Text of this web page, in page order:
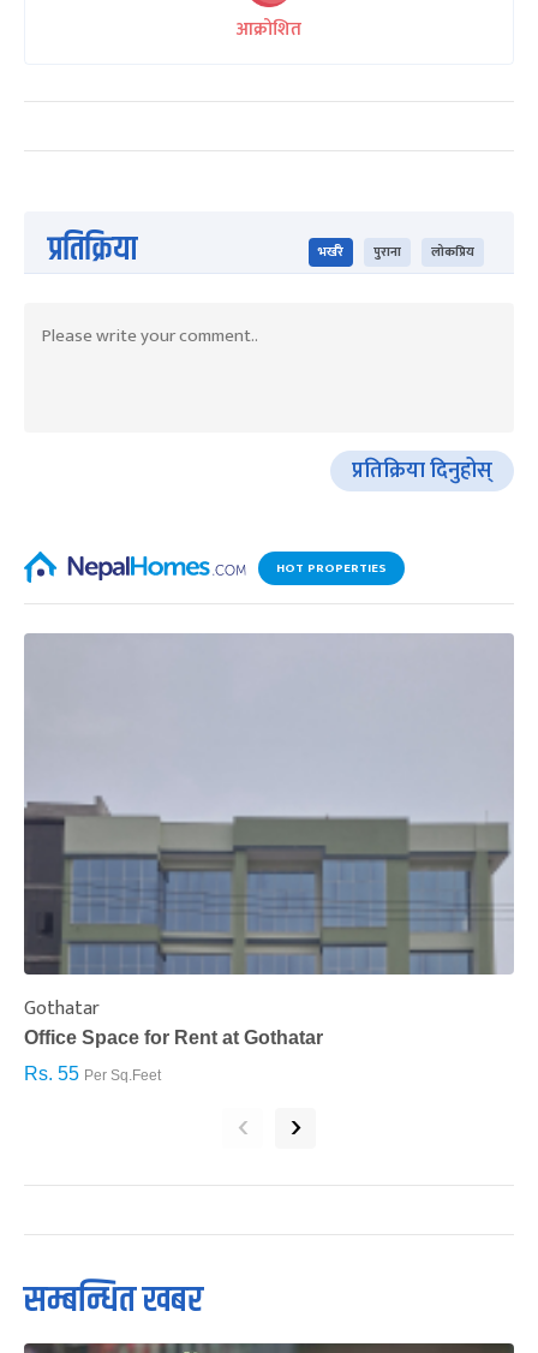
आक्रोशित
प्रतिक्रिया भर्खरै पुराना लोकप्रिय
प्रतिक्रिया दिनुहोस्
HOT PROPERTIES
Gothatar
Office Space for Rent at Gothatar
Rs. 55 Per Sq.Feet
‹ ›
सम्बन्धित खबर